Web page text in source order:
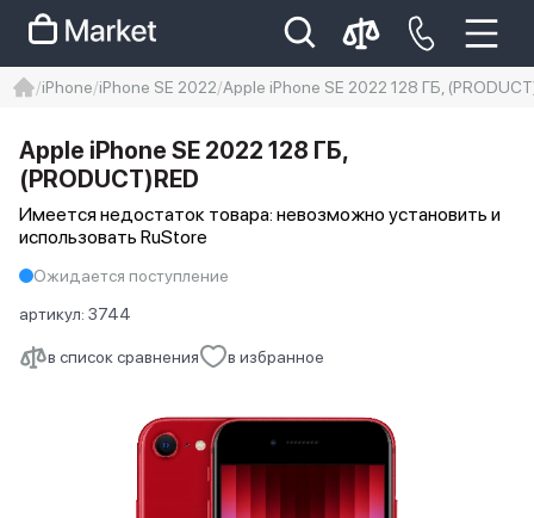
Iphone 14 pro max
айфон 14
iPhone iPhone SE 2022 Apple iPhone SE 2022 128 ГБ,
в список сравнения в избранное
Apple iPhone SE 2022 128 ГБ,
(PRODUCT)RED
Имеется недостаток товара: невозможно установить и
использовать RuStore
Ожидается поступление
артикул: 3744